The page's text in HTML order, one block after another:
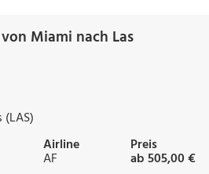
Miami nach Las
Airline
AF
Preis
ab 505,00 €